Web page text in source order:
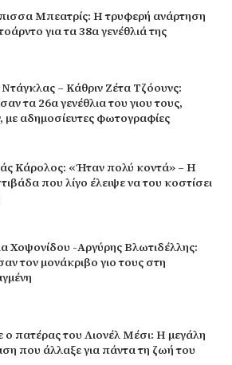
Μπεατρίς: Η τρυφερή ανάρτηση
για τα 38α γενέθλιά της
– Κάθριν Ζέτα Τζόουνς:
τα 26α γενέθλια του γιου τους,
με αδημοσίευτες φωτογραφίες
Κάρολος: «Ήταν πολύ κοντά» – Η
που λίγο έλειψε να του κοστίσει
Χοψονίδου -Αργύρης Βλωτιδέλλης:
τον μονάκριβο γιο τους στη
ο πατέρας του Λιονέλ Μέσι: Η μεγάλη
που άλλαξε για πάντα τη ζωή του